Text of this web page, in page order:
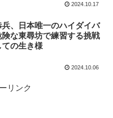
2024.10.17
兵、日本唯一のハイダイバ
険な東尋坊で練習する挑戦
ての生き様
2024.10.06
リンク